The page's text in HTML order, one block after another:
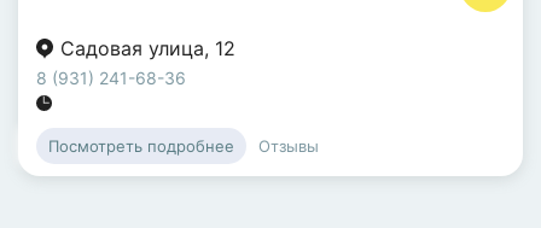
Садовая улица, 12
8 (931) 241-68-36
Посмотреть подробнее Отзывы